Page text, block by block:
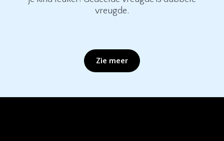
vreugde.
Zie meer